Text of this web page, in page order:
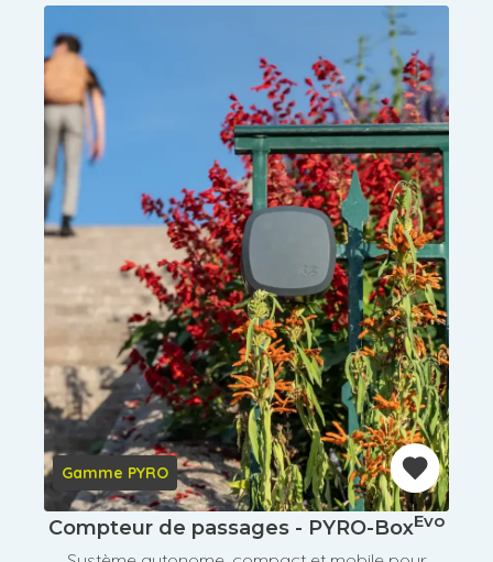
Gamme PYRO
Compteur de passages - PYRO-BoxEvo